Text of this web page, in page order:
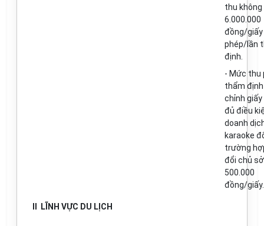
thu không
6.000.000
đồng/giấy
phép/lần
định.
- Mức thu
thẩm đ
chỉnh
đủ điều
doanh
karaoke
trường
đổi chủ s
500.000
đồng/giấy.
LĨNH VỰC DU LỊCH